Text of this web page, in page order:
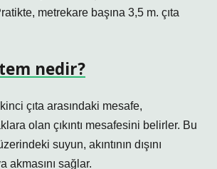
metrekare başına 3,5 m. çıta
nedir?
çıta arasındaki mesafe,
olan çıkıntı mesafesini belirler. Bu
suyun, akıntının dışını
akmasını sağlar.